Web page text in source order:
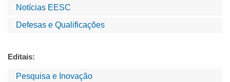
Notícias EESC
Defesas e Qualificações
Editais:
Pesquisa e Inovação